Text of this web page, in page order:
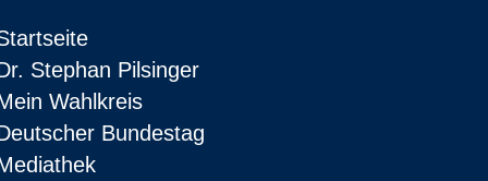
Stephan Pilsinger
Wahlkreis
Bundestag